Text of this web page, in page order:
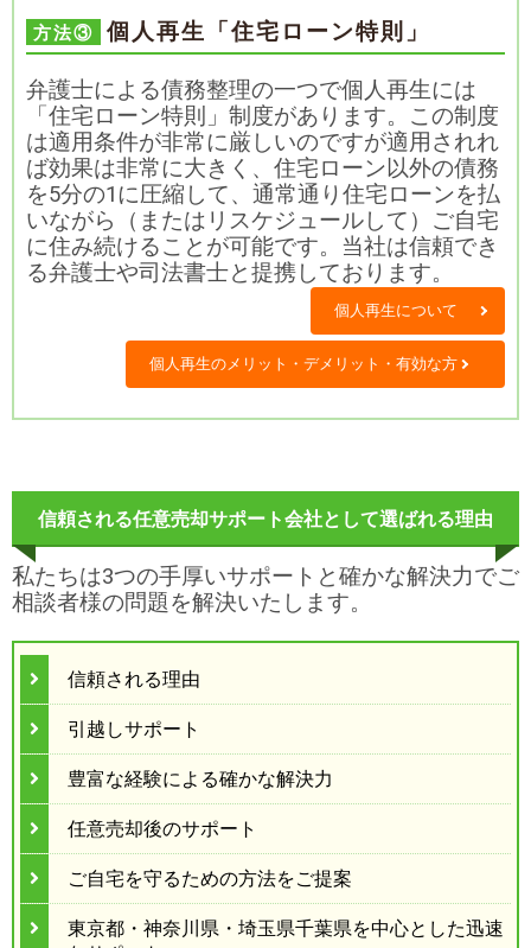
方法③ 個人再生「住宅ローン特則」
弁護士による債務整理の一つで個人再生には
「住宅ローン特則」制度があります。この制度
は適用条件が非常に厳しいのですが適用されれ
ば効果は非常に大きく、住宅ローン以外の債務
を5分の1に圧縮して、通常通り住宅ローンを払
いながら（またはリスケジュールして）ご自宅
に住み続けることが可能です。当社は信頼でき
る弁護士や司法書士と提携しております。
個人再生について
個人再生のメリット・デメリット・有効な方
信頼される任意売却サポート会社として選ばれる理由
私たちは3つの手厚いサポートと確かな解決力でご
相談者様の問題を解決いたします。
信頼される理由
引越しサポート
豊富な経験による確かな解決力
任意売却後のサポート
ご自宅を守るための方法をご提案
東京都・神奈川県・埼玉県千葉県を中心とした迅速